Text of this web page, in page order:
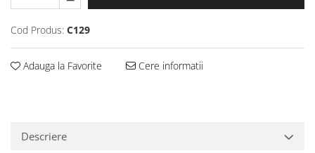
Cod Produs: C129
Adauga la Favorite Cere informatii
Descriere